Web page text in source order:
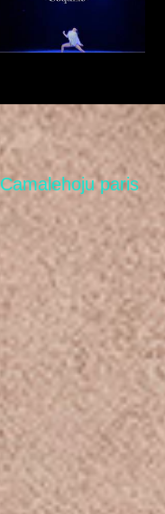
Camalehoju paris